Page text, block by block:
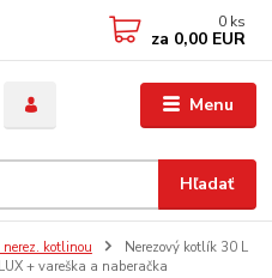
Menu
Hľadať
0 ks
za 0,00 EUR
kotlinou
Nerezový kotlík 30 L
+ vareška a naberačka